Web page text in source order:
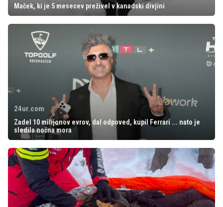
Maček, ki je 5 mesecev preživel v kanadski divjini
24ur.com
Zadel 10 milijonov evrov, dal odpoved, kupil Ferrari ... nato je
sledila nočna mora